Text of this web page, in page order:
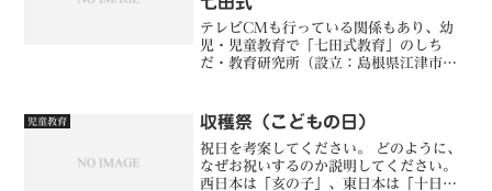
テレビCMも行っている関係もあり、幼
児・児童教育で「七田式教育」のしち
だ・教育研究所（設立：島根県江津市／
ってはおけない驚愕の事実が判明したの
です。なんと、「合成洗剤は...
児童教育 収穫祭（こどもの日）
祝日を考案してください。 どのように、
なぜお祝いするのか説明してください。
西日本は「亥の子」、東日本は「十日